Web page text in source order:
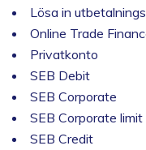
Lösa in
Online Trade
Privatkonto
SEB Debit
SEB Corporate
SEB Corporate limit
SEB Credit